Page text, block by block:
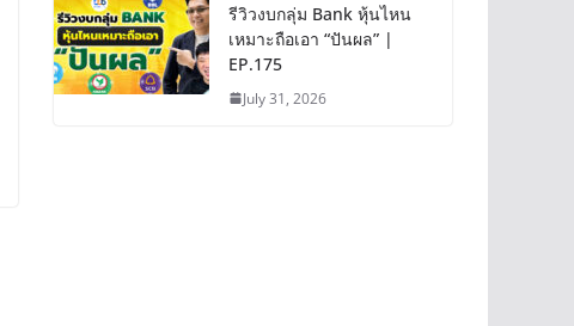
รีวิวงบกลุ่ม Bank หุ้นไหน
เหมาะถือเอา “ปันผล” |
EP.175
July 31, 2026